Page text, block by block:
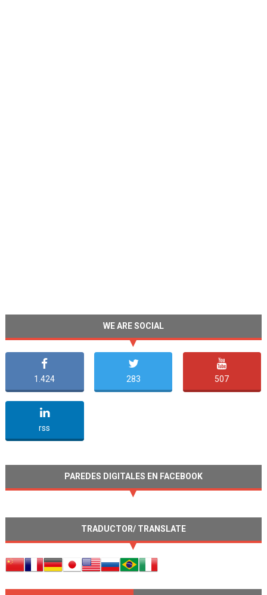
WE ARE SOCIAL
1.424 283 507
rss
PAREDES DIGITALES EN FACEBOOK
TRADUCTOR/ TRANSLATE